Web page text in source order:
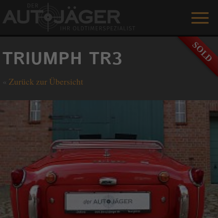
ANGEBOTE
DER AUTOJÄGER
GÄSTEBUCH
KONTAKT
ENGLISH
0 1515 / 466 66 80
TRIUMPH TR3
« Zurück zur Übersicht